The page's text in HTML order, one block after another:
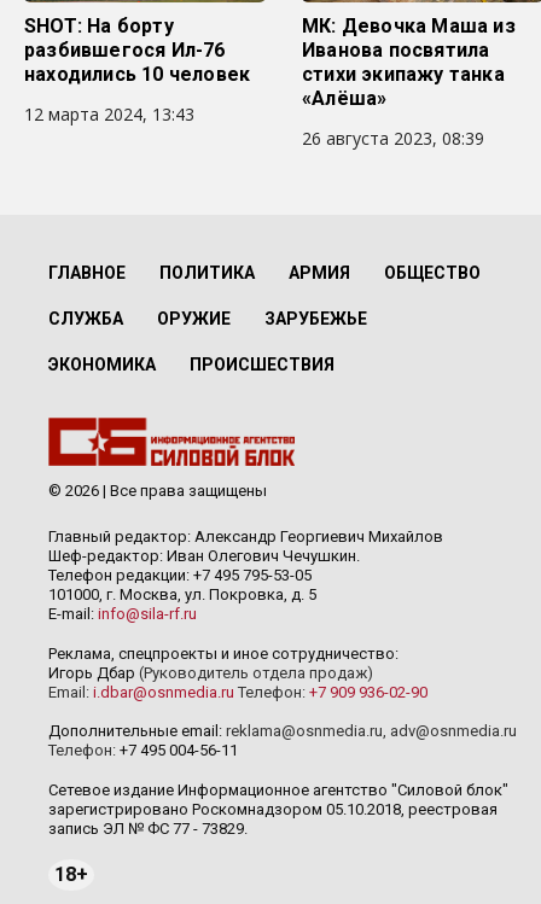
SHOT: На борту
разбившегося Ил-76
находились 10 человек
12 марта 2024, 13:43
МК: Девочка Маша из
Иванова посвятила
стихи экипажу танка
«Алёша»
26 августа 2023, 08:39
ГЛАВНОЕ ПОЛИТИКА АРМИЯ ОБЩЕСТВО
СЛУЖБА ОРУЖИЕ ЗАРУБЕЖЬЕ
ЭКОНОМИКА ПРОИСШЕСТВИЯ
© 2026 | Все права защищены
Главный редактор: Александр Георгиевич Михайлов
Шеф-редактор: Иван Олегович Чечушкин.
Телефон редакции: +7 495 795-53-05
101000, г. Москва, ул. Покровка, д. 5
E-mail: info@sila-rf.ru
Реклама, спецпроекты и иное сотрудничество:
Игорь Дбар (Руководитель отдела продаж)
Email: i.dbar@osnmedia.ru Телефон: +7 909 936-02-90
Дополнительные email: reklama@osnmedia.ru, adv@osnmedia.ru
Телефон: +7 495 004-56-11
Сетевое издание Информационное агентство "Силовой блок"
зарегистрировано Роскомнадзором 05.10.2018, реестровая
запись ЭЛ № ФС 77 - 73829.
18+